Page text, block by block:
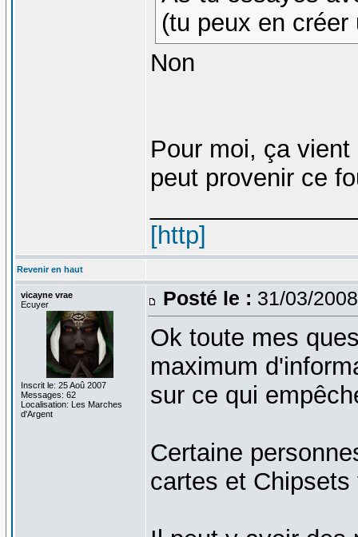
(tu peux en
Non
Pour moi, ça
peut provenir ce
[http]
Revenir en haut
vicayne vrae
Ecuyer
Inscrit le: 25 Aoû 2007
Messages: 62
Localisation: Les Marches
d'Argent
Posté le : 31/03/
Ok toute mes
maximum
sur ce qui
Certaine
cartes et